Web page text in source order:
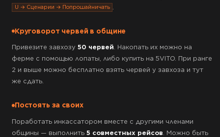
U → Сценарии → Попрошайничать
Круговорот червей в общине
Привезите завхозу 50 червей. Накопать их можно на
ферме с помощью лопаты, либо купить на 5VITO. При ранге
2 и выше можно бесплатно взять червей у завхоза и тут
же сдать.
Постоять за своих
Поработать инкассатором вместе с другими членами
общины — выполнить 5 совместных рейсов . Можно быть